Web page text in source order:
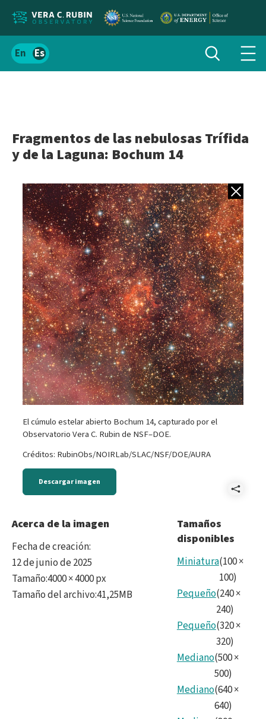
Localizar
el
Español
Alternar
búsqueda
Fragmentos de las nebulosas Trífida
y de la Laguna: Bochum 14
Volver a
El cúmulo estelar abierto Bochum 14, capturado por el
Observatorio Vera C. Rubin de NSF–DOE.
Créditos: RubinObs/NOIRLab/SLAC/NSF/DOE/AURA
Descargar imagen
Acerca de la imagen
Fecha de creación:
12 de junio de 2025
Tamaño:4000 × 4000 px
Tamaño del archivo:41,25MB
Tamaños
disponibles
Miniatura(100×
100)
Pequeño(240×
240)
Pequeño(320×
320)
Mediano(500×
500)
Mediano(640×
640)